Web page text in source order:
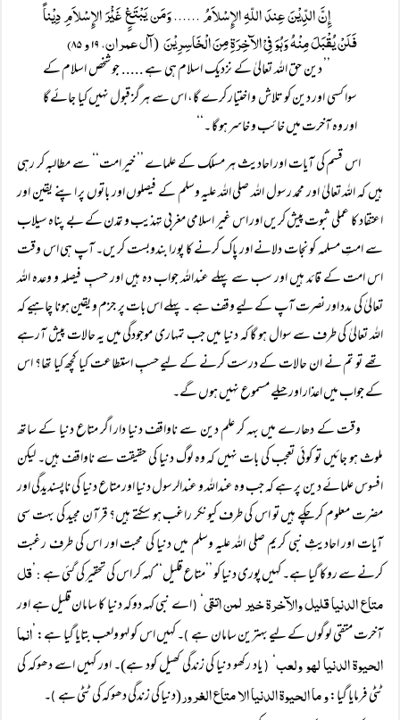
إِنَّ الدِّیْنَ عِندَ اللّہِ الإِسْلاَمُ ...... وَمَن یَبْتَغِِ غَیْْرَ الإِسْلاَمِ دِیْناً
فَلَنْ یُقْبَلَ مِنْہُ وَہُوَ فِیْ الآخِرَۃِ مِنَ الْخَاسِرِیْنَ(آل عمران، ۱۹ و ۸۵)
’’ دین حق اللہ تعالیٰ کے نزدیک اسلام ہی ہے ..... جو شخص اسلام کے
سوا کسی اور دین کو تلاش و اختیار کرے گا، اس سے ہرگز قبول نہیں کیا جائے گا
اور وہ آخرت میں خائب و خاسر ہو گا ۔‘‘
اس قسم کی آیات اور احادیث ہر مسلک کے علماے ’’ خیر امت‘‘ سے مطالبہ کر رہی
ہیں کہ اللہ تعالیٰ اور محمد رسول اللہ صلی اللہ علیہ وسلم کے فیصلوں اور باتوں پر اپنے یقین اور
اعتقاد کا عملی ثبوت پیش کریں اور اس غیر اسلامی مغربی تہذیب و تمدن کے بے پناہ سیلاب
سے امتِ مسلمہ کو نجات دلانے اور پاک کرنے کا پورا بندوبست کریں۔ آپ ہی اس وقت
اس امت کے قائد ہیں اور سب سے پہلے عنداللہ جواب دہ ہیں اور حسبِ فیصلہ و وعدہ اللہ
تعالیٰ کی مدد اور نصرت آپ کے لیے وقف ہے ۔ پہلے اس بات پر جزم و یقین ہونا چاہیے کہ
اللہ تعالیٰ کی طرف سے سوال ہو گا کہ دنیا میں جب تمہاری موجودگی میں یہ حالات پیش آرہے
تھے تو تم نے ان حالات کے درست کرنے کے لیے حسبِ استطاعت کیا کچھ کیا تھا؟ اس
کے جواب میں اعذار اور حیلے مسموع نہیں ہوں گے۔
وقت کے دھارے میں بہہ کر علم دین سے ناواقف دنیا دار اگر متاع دنیا کے ساتھ
ملوث ہو جائیں تو کوئی تعجب کی بات نہیں کہ وہ لوگ دنیا کی حقیقت سے ناواقف ہیں۔ لیکن
افسوس علمائے دین پر ہے کہ جب وہ عنداللہ و عندالرسول دنیا اور متاع دنیا کی ناپسندیدگی اور
مضرت معلوم کر چکے ہیں تو اس کی طرف کیونکر راغب ہو سکتے ہیں؟ قرآن مجید کی بہت سی
آیات اور احادیثِ نبی کریم صلی اللہ علیہ وسلم میں دنیا کی محبت اور اس کی طرف رغبت
کرنے سے روکا گیا ہے۔ کہیں پوری دنیا کو ’’متاع قلیل‘‘ کہہ کر اس کی تحقیر کی گئی ہے : قل
متاع الدنیا قلیل والآخرۃ خیر لمن اتقی‘
(اے نبی کہہ دوکہ دنیا کا سامان قلیل ہے اور
آخرت متقی لوگوں کے لیے بہترین سامان ہے )۔ کہیں اس کو لہو ولعب بتایا گیا ہے: ’ انما
الحیوۃ الدنیا لھو ولعب‘
(یاد رکھو دنیا کی زندگی کھیل کود ہے)۔ اور کہیں اسے دھوکہ کی
ٹٹی فرمایا گیا:و ما الحیوۃ الدنیا الا متاع الغرور(دنیا کی زندگی دھوکہ کی ٹٹی ہے )۔